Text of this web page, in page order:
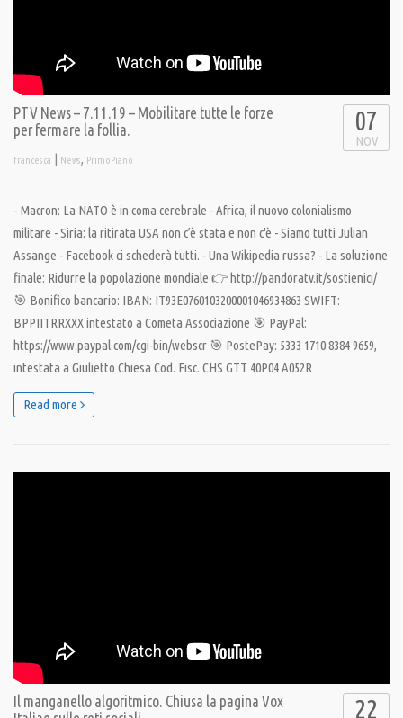
PTV News – 7.11.19 – Mobilitare tutte le forze
per fermare la follia.
francesca | News, PrimoPiano
07
NOV
- Macron: La NATO è in coma cerebrale - Africa, il nuovo colonialismo
militare - Siria: la ritirata USA non c’è stata e non c'è - Siamo tutti Julian
Assange - Facebook ci schederà tutti. - Una Wikipedia russa? - La soluzione
finale: Ridurre la popolazione mondiale 👉 http://pandoratv.it/sostienici/
🎯 Bonifico bancario: IBAN: IT93E0760103200001046934863 SWIFT:
BPPIITRRXXX intestato a Cometa Associazione 🎯 PayPal:
https://www.paypal.com/cgi-bin/webscr 🎯 PostePay: 5333 1710 8384 9659,
intestata a Giulietto Chiesa Cod. Fisc. CHS GTT 40P04 A052R
Read more
Il manganello algoritmico. Chiusa la pagina Vox
22